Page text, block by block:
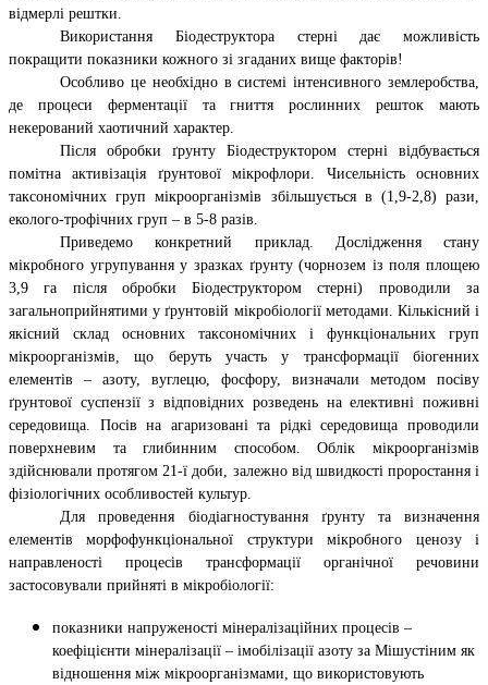
відмерлі рештки.
Використання Біодеструктора стерні дає можливість
покращити показники кожного зі згаданих вище факторів!
Особливо це необхідно в системі інтенсивного землеробства,
де процеси ферментації та гниття рослинних решток мають
некерований хаотичний характер.
Після обробки ґрунту Біодеструктором стерні відбувається
помітна активізація ґрунтової мікрофлори. Чисельність основних
таксономічних груп мікроорганізмів збільшується в (1,9-2,8) рази,
еколого-трофічних груп – в 5-8 разів.
Приведемо конкретний приклад. Дослідження стану
мікробного угрупування у зразках ґрунту (чорнозем із поля площею
3,9 га після обробки Біодеструктором стерні) проводили за
загальноприйнятими у ґрунтовій мікробіології методами. Кількісний і
якісний склад основних таксономічних і функціональних груп
мікроорганізмів, що беруть участь у трансформації біогенних
елементів – азоту, вуглецю, фосфору, визначали методом посіву
ґрунтової суспензії з відповідних розведень на елективні поживні
середовища. Посів на агаризовані та рідкі середовища проводили
поверхневим та глибинним способом. Облік мікроорганізмів
здійснювали протягом 21-ї доби, залежно від швидкості проростання і
фізіологічних особливостей культур.
Для проведення біодіагностування ґрунту та визначення
елементів морфофункціональної структури мікробного ценозу і
направленості процесів трансформації органічної речовини
застосовували прийняті в мікробіології:
показники напруженості мінералізаційних процесів –
коефіцієнти мінералізації – імобілізації азоту за Мішустіним як
відношення між мікроорганізмами, що використовують